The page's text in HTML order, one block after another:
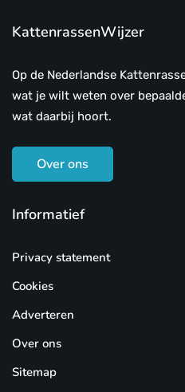
KattenrassenWijzer
Op de Nederlandse
wat je wilt weten over
wat daarbij hoort.
Over ons
Informatief
Privacy statement
Cookies
Adverteren
Over ons
Sitemap